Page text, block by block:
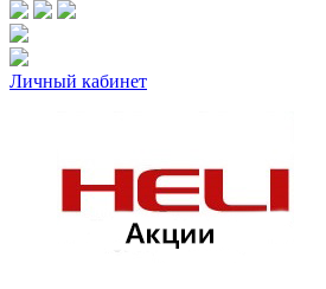
Личный кабинет